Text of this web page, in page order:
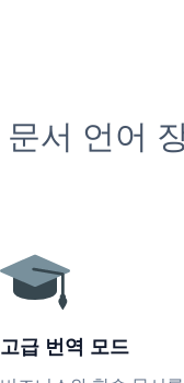
문서 언어
고급 번역 모드